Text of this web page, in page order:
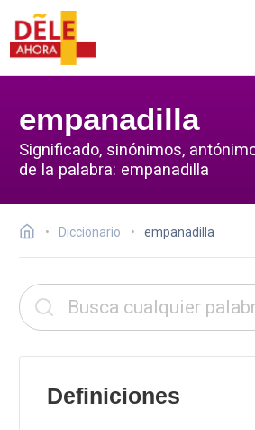
empanadilla
Significado, sinónimos,
de la palabra: empanadilla
Diccionario empanadilla
Definiciones